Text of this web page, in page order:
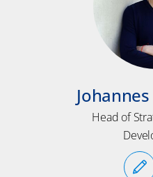
Head of